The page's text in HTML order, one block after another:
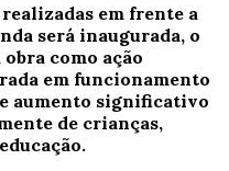
em frente a
será inaugurada, o
como ação
em funcionamento
aumento significativo
de crianças,